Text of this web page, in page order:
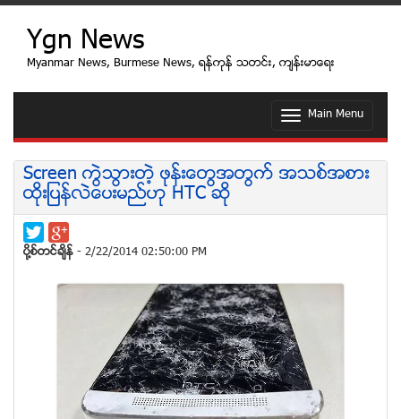
Ygn News
Myanmar News, Burmese News, ရန္ကုန္ သတင္း, က်န္းမာေရး
T
g
l
n
Main Menu
Screen ကြဲသြားတဲ့ ဖုန္းေတြအတြက္ အသစ္အစား
ထိုးျပန္လဲေပးမည္ဟု HTC ဆို
ပုိ႔စ္တင္ခ်ိန္ - 2/22/2014 02:50:00 PM